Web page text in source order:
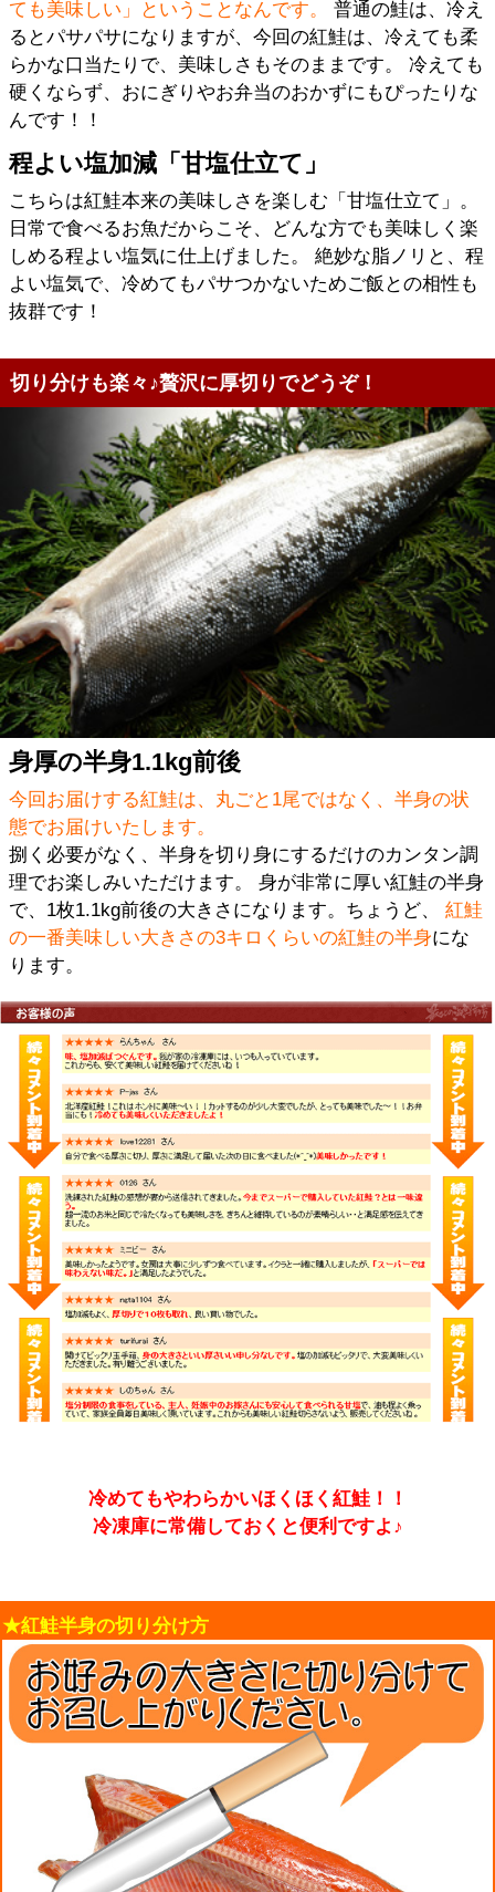
ても美味しい」ということなんです。
普通の鮭は、冷え
るとパサパサになりますが、今回の紅鮭は、冷えても柔
らかな口当たりで、美味しさもそのままです。 冷えても
硬くならず、おにぎりやお弁当のおかずにもぴったりな
んです！！
程よい塩加減「甘塩仕立て」
こちらは紅鮭本来の美味しさを楽しむ「甘塩仕立て」。
日常で食べるお魚だからこそ、どんな方でも美味しく楽
しめる程よい塩気に仕上げました。 絶妙な脂ノリと、程
よい塩気で、冷めてもパサつかないためご飯との相性も
抜群です！
切り分けも楽々♪贅沢に厚切りでどうぞ！
身厚の半身1.1kg前後
今回お届けする紅鮭は、丸ごと1尾ではなく、半身の状
態でお届けいたします。
捌く必要がなく、半身を切り身にするだけのカンタン調
理でお楽しみいただけます。 身が非常に厚い紅鮭の半身
で、1枚1.1kg前後の大きさになります。ちょうど、 紅鮭
の一番美味しい大きさの3キロくらいの紅鮭の半身にな
ります。
冷めてもやわらかいほくほく紅鮭！！
冷凍庫に常備しておくと便利ですよ♪
★紅鮭半身の切り分け方